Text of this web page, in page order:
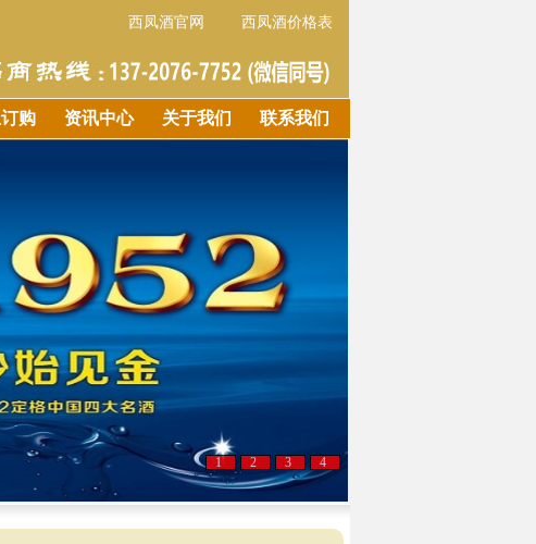
西凤酒官网 西凤酒价格表
购 资讯中心 关于我们 联系我们
1 2 3 4